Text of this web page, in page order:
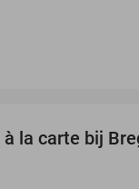
la carte bij